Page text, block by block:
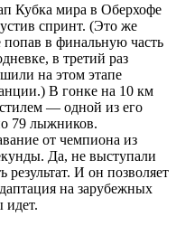
Кубка мира в Оберхофе
спринт. (Это же
попав в финальную часть
в третий раз
на этом этапе
В гонке на 10 км
стилем — одной из его
79 лыжников.
от чемпиона из
Да, не выступали
И он позволяет
на зарубежных
идет.